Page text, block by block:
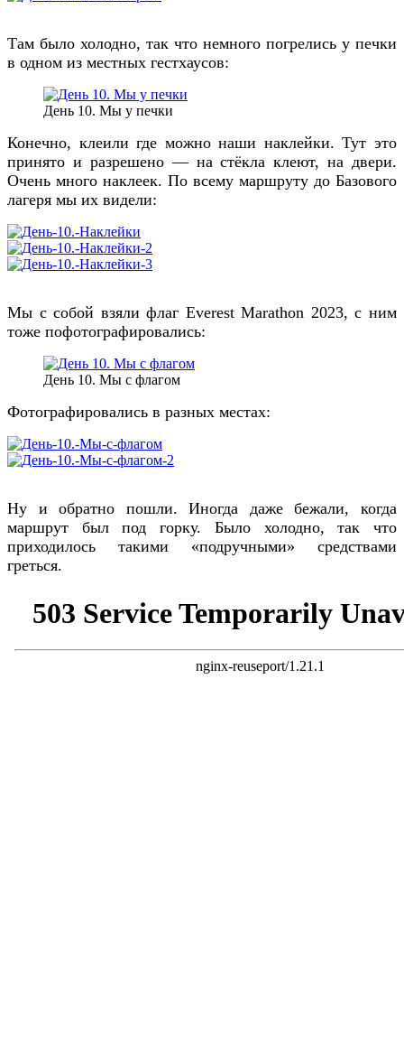
Там было холодно, так что немного погрелись у печки
в одном из местных гестхаусов:
День 10. Мы у печки
Конечно, клеили где можно наши наклейки. Тут это
принято и разрешено — на стёкла клеют, на двери.
Очень много наклеек. По всему маршруту до Базового
лагеря мы их видели:
Мы с собой взяли флаг Everest Marathon 2023, с ним
тоже пофотографировались:
День 10. Мы с флагом
Фотографировались в разных местах:
Ну и обратно пошли. Иногда даже бежали, когда
маршрут был под горку. Было холодно, так что
приходилось такими «подручными» средствами
греться.